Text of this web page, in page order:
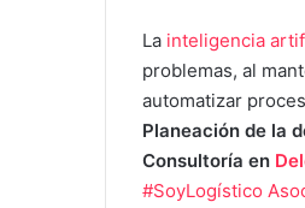
La inteligencia
problemas, al
automatizar
Planeación de la
Consultoría en
#SoyLogístico